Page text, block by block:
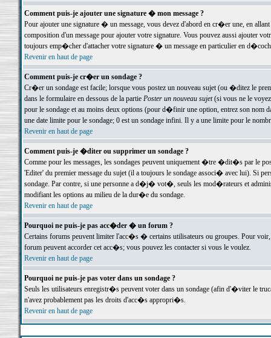
Comment puis-je ajouter une signature � mon message ?
Pour ajouter une signature � un message, vous devez d'abord en cr�er une, en
composition d'un message pour ajouter votre signature. Vous pouvez aussi ajouter
toujours emp�cher d'attacher votre signature � un message en particulier en
Revenir en haut de page
Comment puis-je cr�er un sondage ?
Cr�er un sondage est facile; lorsque vous postez un nouveau sujet (ou �ditez le
dans le formulaire en dessous de la partie Poster un nouveau sujet(si vous ne le voyez
pour le sondage et au moins deux options (pour d�finir une option, entrez son nom
une date limite pour le sondage; 0 est un sondage infini. Il y a une limite pour le
Revenir en haut de page
Comment puis-je �diter ou supprimer un sondage ?
Comme pour les messages, les sondages peuvent uniquement �tre �dit�s par le
'Editer' du premier message du sujet (il a toujours le sondage associ� avec lui). Si
sondage. Par contre, si une personne a d�j� vot�, seuls les mod�rateurs et
modifiant les options au milieu de la dur�e du sondage.
Revenir en haut de page
Pourquoi ne puis-je pas acc�der � un forum ?
Certains forums peuvent limiter l'acc�s � certains utilisateurs ou groupes. Pour
forum peuvent accorder cet acc�s; vous pouvez les contacter si vous le voulez.
Revenir en haut de page
Pourquoi ne puis-je pas voter dans un sondage ?
Seuls les utilisateurs enregistr�s peuvent voter dans un sondage (afin d'�viter le
n'avez probablement pas les droits d'acc�s appropri�s.
Revenir en haut de page